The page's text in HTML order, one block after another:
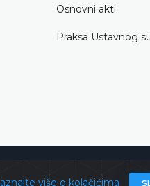
više o kolačićima
Osnovni akti
Praksa Ustavnog
Ustavni sud BiHSva